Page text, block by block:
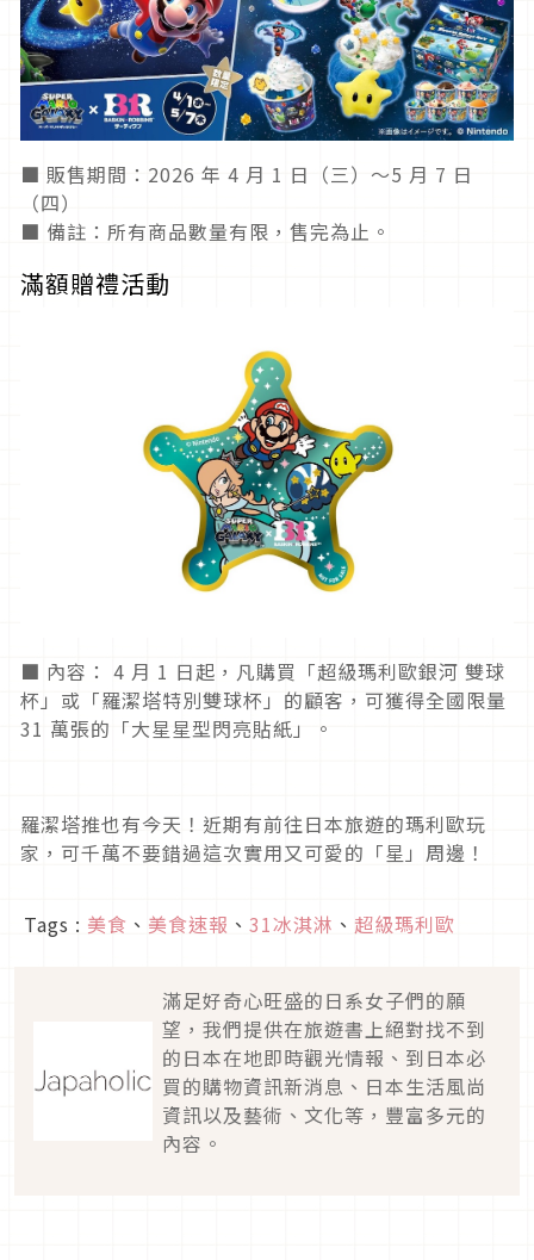
■ 販售期間：2026 年 4 月 1 日（三）～5 月 7 日
（四）
■ 備註：所有商品數量有限，售完為止。
滿額贈禮活動
■ 內容： 4 月 1 日起，凡購買「超級瑪利歐銀河 雙球
杯」或「羅潔塔特別雙球杯」的顧客，可獲得全國限量
31 萬張的「大星星型閃亮貼紙」。
羅潔塔推也有今天！近期有前往日本旅遊的瑪利歐玩
家，可千萬不要錯過這次實用又可愛的「星」周邊！
Tags : 美食 、 美食速報 、 31冰淇淋 、 超級瑪利歐
滿足好奇心旺盛的日系女子們的願
望，我們提供在旅遊書上絕對找不到
的日本在地即時觀光情報、到日本必
買的購物資訊新消息、日本生活風尚
資訊以及藝術、文化等，豐富多元的
內容。